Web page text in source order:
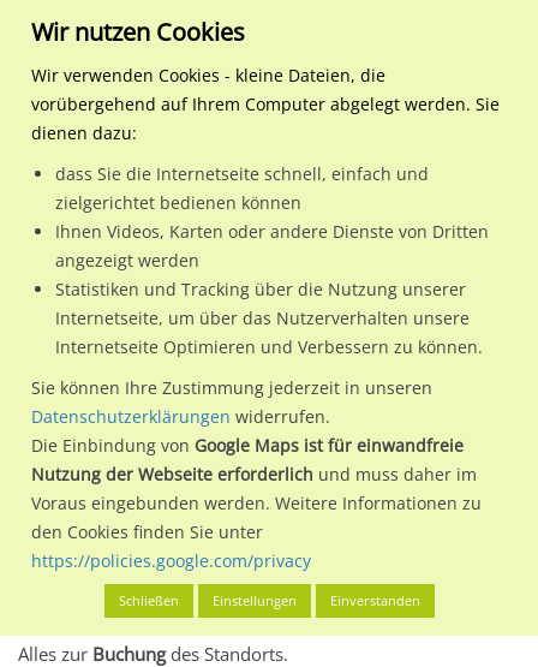
Regionale Plakatwerbung Bayern
Mering, M
Münchener Str./
Münchener Str./Bahnhofstr.
86415 / Mering, M / Mering
Nutze günstige Werbemöglichkeiten am Standort
Münchener Str./Bahnhofstr.im Ortsteil Mering)in Mering,
M.
Wir erheben für jede unserer Werbeflächen individuelle und
aktuelleStandortinformationenundLeistungswerte. Damit
kannst du dich schon vor der Buchung im Detail über den
Standort, seine Reichweite und Werbewirkung sowie
eventuelle Beschränkungen in den zugelassenen
Werbeinhalten informieren.
Alles klar? Dann findest du direkt im unteren Teil dieser Seite
Alles zur Buchungdes Standorts.
Wir nutzen Cookies
Wir verwenden Cookies - kleine Dateien, die
vorübergehend auf Ihrem Computer abgelegt werden. Sie
dienen dazu:
dass Sie die Internetseite schnell, einfach und
zielgerichtet bedienen können
Ihnen Videos, Karten oder andere Dienste von Dritten
angezeigt werden
Statistiken und Tracking über die Nutzung unserer
Internetseite, um über das Nutzerverhalten unsere
Internetseite Optimieren und Verbessern zu können.
Sie können Ihre Zustimmung jederzeit in unseren
Datenschutzerklärungen widerrufen.
Die Einbindung von Google Maps ist für einwandfreie
Nutzung der Webseite erforderlich und muss daher im
Voraus eingebunden werden. Weitere Informationen zu
den Cookies finden Sie unter
https://policies.google.com/privacy
Schließen Einstellungen Einverstanden